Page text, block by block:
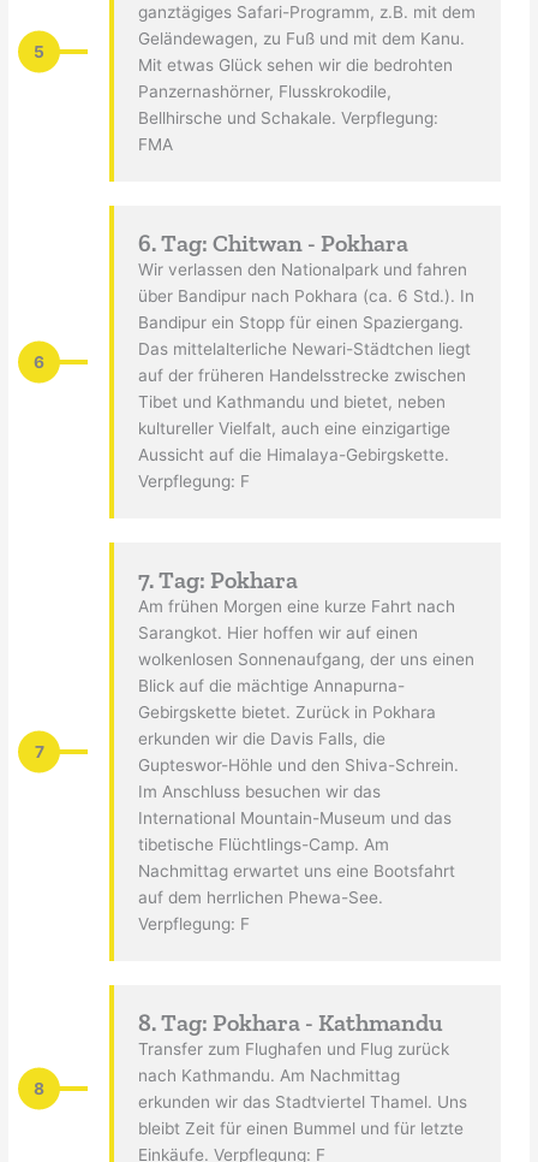
5
ganztägiges Safari-Programm, z.B. mit dem
Geländewagen, zu Fuß und mit dem Kanu.
Mit etwas Glück sehen wir die bedrohten
Panzernashörner, Flusskrokodile,
Bellhirsche und Schakale. Verpflegung:
FMA
6
6. Tag: Chitwan - Pokhara
Wir verlassen den Nationalpark und fahren
über Bandipur nach Pokhara (ca. 6 Std.). In
Bandipur ein Stopp für einen Spaziergang.
Das mittelalterliche Newari-Städtchen liegt
auf der früheren Handelsstrecke zwischen
Tibet und Kathmandu und bietet, neben
kultureller Vielfalt, auch eine einzigartige
Aussicht auf die Himalaya-Gebirgskette.
Verpflegung: F
7
7. Tag: Pokhara
Am frühen Morgen eine kurze Fahrt nach
Sarangkot. Hier hoffen wir auf einen
wolkenlosen Sonnenaufgang, der uns einen
Blick auf die mächtige Annapurna-
Gebirgskette bietet. Zurück in Pokhara
erkunden wir die Davis Falls, die
Gupteswor-Höhle und den Shiva-Schrein.
Im Anschluss besuchen wir das
International Mountain-Museum und das
tibetische Flüchtlings-Camp. Am
Nachmittag erwartet uns eine Bootsfahrt
auf dem herrlichen Phewa-See.
Verpflegung: F
8
8. Tag: Pokhara - Kathmandu
Transfer zum Flughafen und Flug zurück
nach Kathmandu. Am Nachmittag
erkunden wir das Stadtviertel Thamel. Uns
bleibt Zeit für einen Bummel und für letzte
Einkäufe. Verpflegung: F